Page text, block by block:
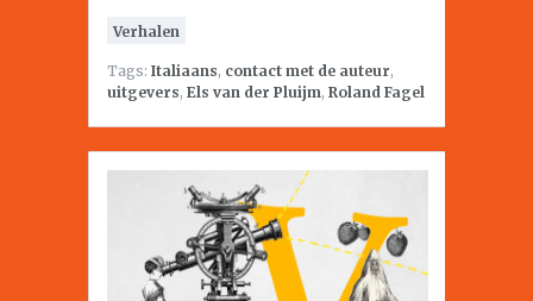
Verhalen
Tags: Italiaans, contact met de auteur,
uitgevers, Els van der Pluijm, Roland Fagel